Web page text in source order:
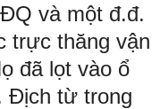
và một đ.đ.
trực thăng vận
đã lọt vào ổ
Địch từ trong